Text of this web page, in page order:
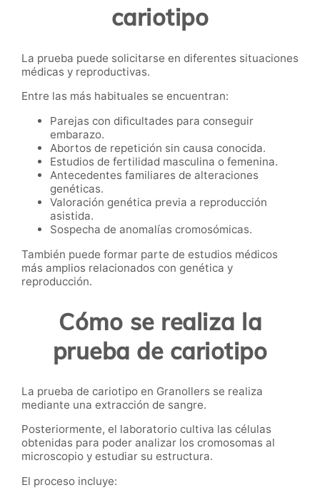
cariotipo
La prueba puede solicitarse en diferentes situaciones
médicas y reproductivas.
Entre las más habituales se encuentran:
Parejas con dificultades para conseguir
embarazo.
Abortos de repetición sin causa conocida.
Estudios de fertilidad masculina o femenina.
Antecedentes familiares de alteraciones
genéticas.
Valoración genética previa a reproducción
asistida.
Sospecha de anomalías cromosómicas.
También puede formar parte de estudios médicos
más amplios relacionados con genética y
reproducción.
Cómo se realiza la
prueba de cariotipo
La prueba de cariotipo en Granollers se realiza
mediante una extracción de sangre.
Posteriormente, el laboratorio cultiva las células
obtenidas para poder analizar los cromosomas al
microscopio y estudiar su estructura.
El proceso incluye: